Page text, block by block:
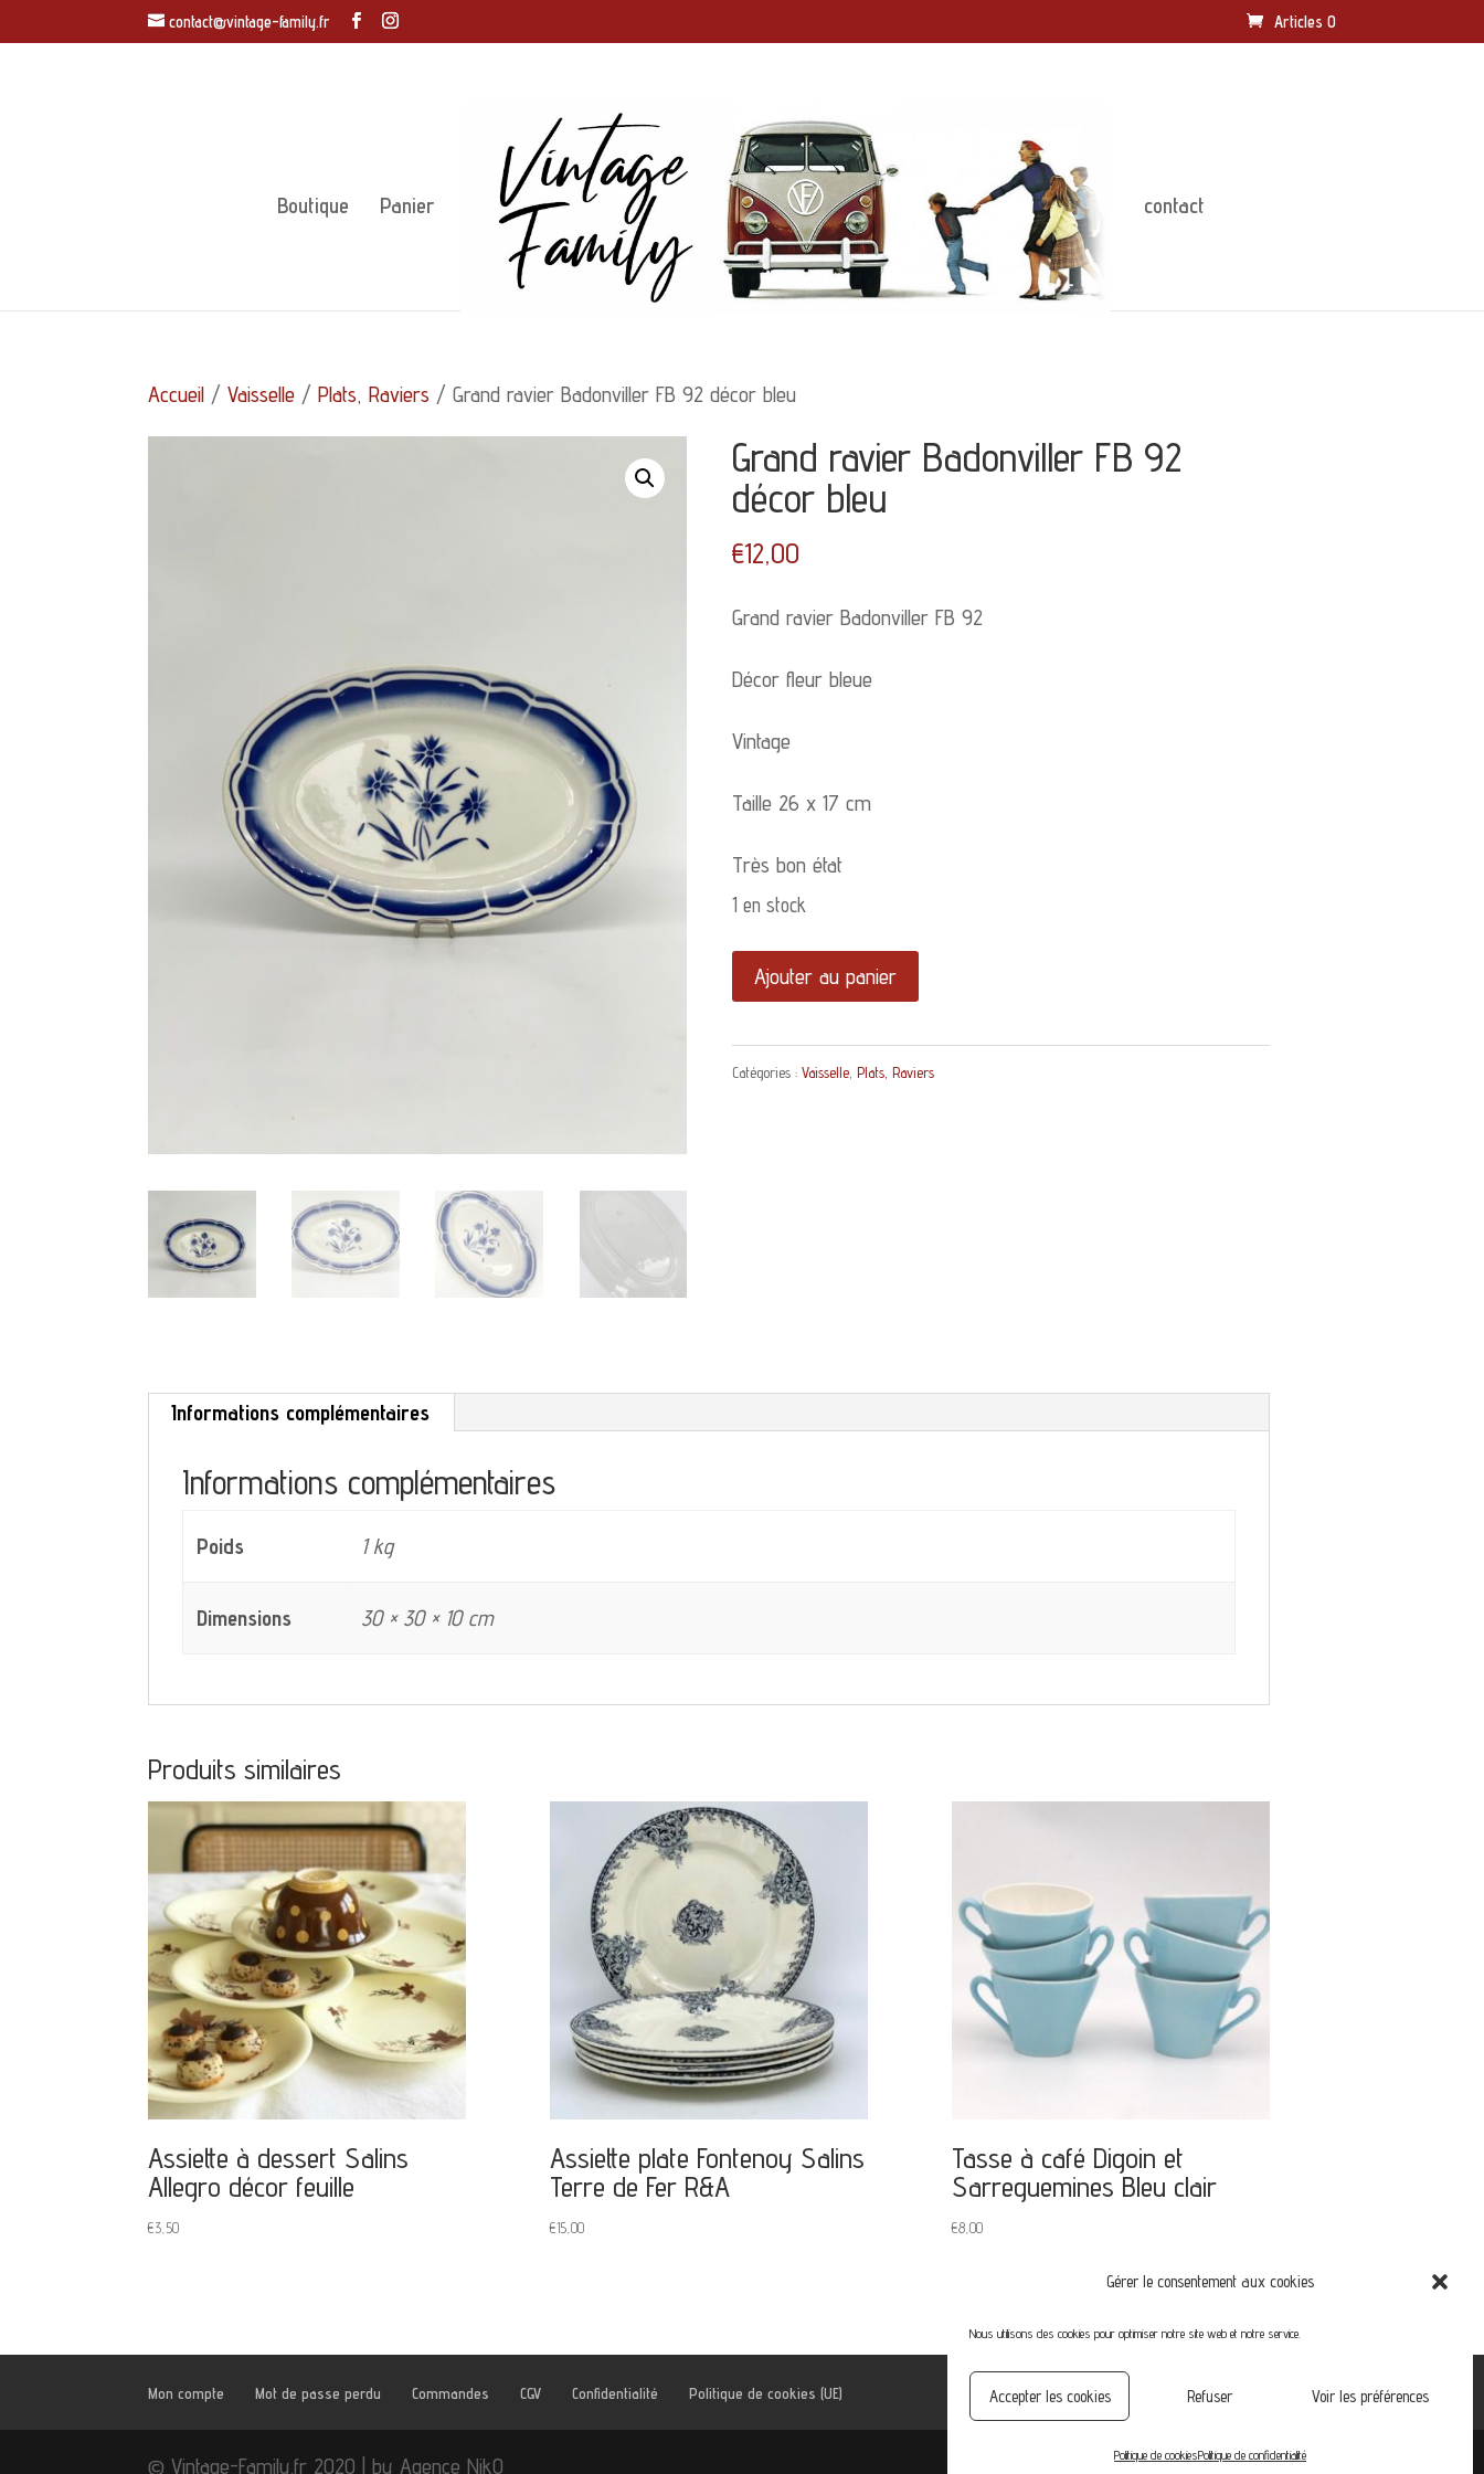
Gérer le consentement aux cookies
Nous utilisons des cookies pour optimiser notre site web et notre service.
Accepter les cookies Refuser Voir les préférences
Politique de cookiesPolitique de confidentialité
contact@vintage-family.fr Articles 0
Boutique Panier contact
Accueil /Vaisselle /Plats, Raviers / Grand ravier Badonviller FB 92 décor bleu
Grand ravier Badonviller FB 92
décor bleu
€12,00
Grand ravier Badonviller FB 92
Décor fleur bleue
Vintage
Taille 26 x 17 cm
Très bon état
1 en stock
quantité
de
Grand
ravier
Ajouter au panier
Catégories : Vaisselle, Plats, Raviers
Informations complémentaires
Informations complémentaires
Poids 1 kg
Dimensions 30 × 30 × 10 cm
Produits similaires
Assiette à dessert Salins
Allegro décor feuille
€3,50
Assiette plate Fontenoy Salins
Terre de Fer R&A
€15,00
Tasse à café Digoin et
Sarreguemines Bleu clair
€8,00
Mon compte Mot de passe perdu Commandes CGV Confidentialité Politique de cookies (UE)
© Vintage-Family.fr 2020 | by Agence NikO